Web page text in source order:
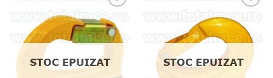
Adauga
in
wishlist!
STOC EPUIZAT
Adauga
in
wishlist!
STOC EPUIZAT